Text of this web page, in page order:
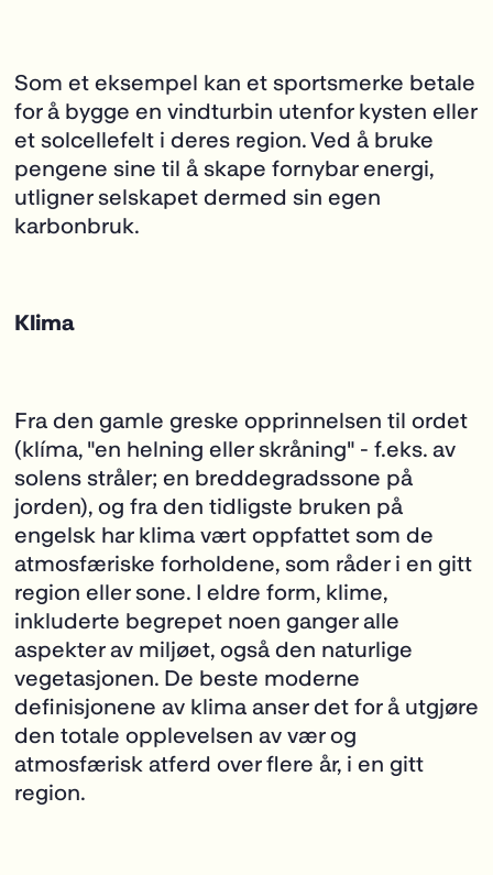
Som et eksempel kan et sportsmerke betale
for å bygge en vindturbin utenfor kysten eller
et solcellefelt i deres region. Ved å bruke
pengene sine til å skape fornybar energi,
utligner selskapet dermed sin egen
karbonbruk.
Klima
Fra den gamle greske opprinnelsen til ordet
(klíma, "en helning eller skråning" - f.eks. av
solens stråler; en breddegradssone på
jorden), og fra den tidligste bruken på
engelsk har klima vært oppfattet som de
atmosfæriske forholdene, som råder i en gitt
region eller sone. I eldre form, klime,
inkluderte begrepet noen ganger alle
aspekter av miljøet, også den naturlige
vegetasjonen. De beste moderne
definisjonene av klima anser det for å utgjøre
den totale opplevelsen av vær og
atmosfærisk atferd over flere år, i en gitt
region.